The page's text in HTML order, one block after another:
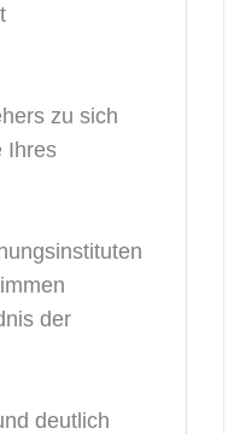
zu sich
Ihres
der
deutlich